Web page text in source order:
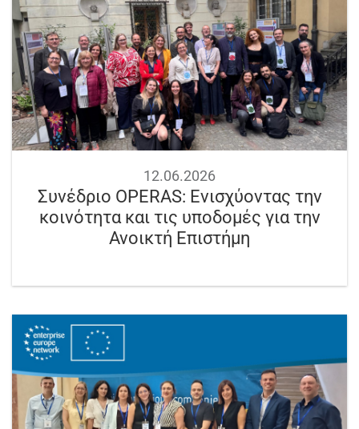
12.06.2026
Συνέδριο OPERAS: Ενισχύοντας την
κοινότητα και τις υποδομές για την
Ανοικτή Επιστήμη